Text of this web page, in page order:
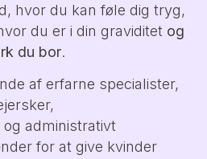
hvor du kan føle dig tryg,
du er i din graviditet og
du bor.
af erfarne specialister,
administrativt
for at give kvinder